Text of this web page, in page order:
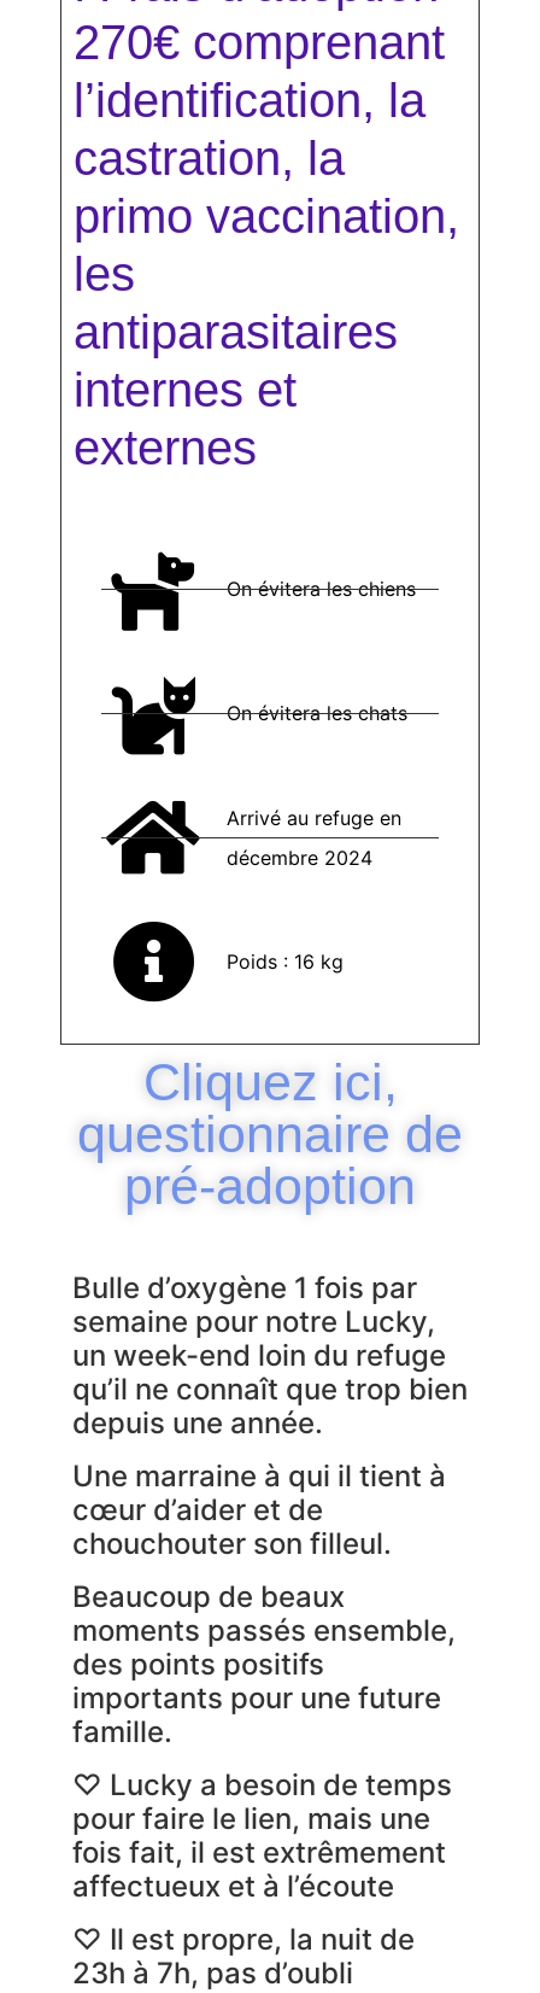
270€ comprenant
l’identification, la
castration, la
primo vaccination,
les
antiparasitaires
internes et
externes
On évitera les chiens
On évitera les chats
Arrivé au refuge en
décembre 2024
Poids : 16 kg
Cliquez ici,
questionnaire de
pré-adoption
Bulle d’oxygène 1 fois par
semaine pour notre Lucky,
un week-end loin du refuge
qu’il ne connaît que trop bien
depuis une année.
Une marraine à qui il tient à
cœur d’aider et de
chouchouter son filleul.
Beaucoup de beaux
moments passés ensemble,
des points positifs
importants pour une future
famille.
♡ Lucky a besoin de temps
pour faire le lien, mais une
fois fait, il est extrêmement
affectueux et à l’écoute
♡ Il est propre, la nuit de
23h à 7h, pas d’oubli